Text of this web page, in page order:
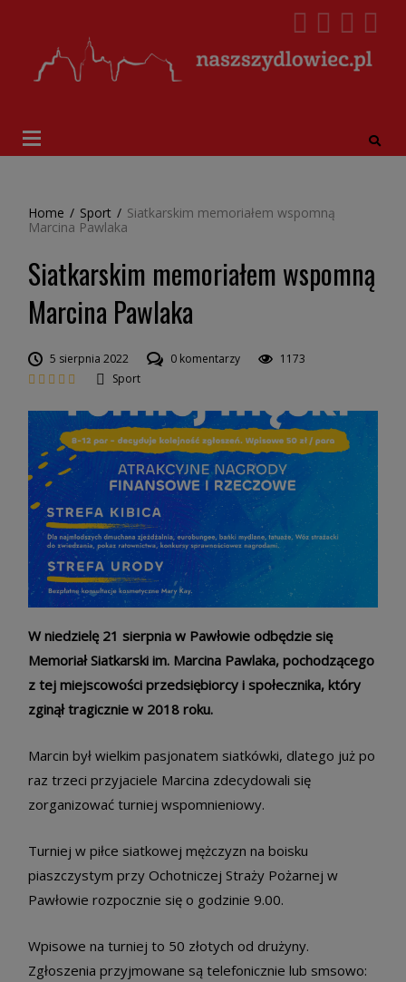
Home / Sport / Siatkarskim memoriałem wspomną
Marcina Pawlaka
Siatkarskim memoriałem wspomną
Marcina Pawlaka
5 sierpnia 2022 0 komentarzy
1173
Sport
W niedzielę 21 sierpnia w Pawłowie odbędzie się
Memoriał Siatkarski im. Marcina Pawlaka, pochodzącego
z tej miejscowości przedsiębiorcy i społecznika, który
zginął tragicznie w 2018 roku.
Marcin był wielkim pasjonatem siatkówki, dlatego już po
raz trzeci przyjaciele Marcina zdecydowali się
zorganizować turniej wspomnieniowy.
Turniej w piłce siatkowej mężczyzn na boisku
piaszczystym przy Ochotniczej Straży Pożarnej w
Pawłowie rozpocznie się o godzinie 9.00.
Wpisowe na turniej to 50 złotych od drużyny.
Zgłoszenia przyjmowane są telefonicznie lub smsowo: